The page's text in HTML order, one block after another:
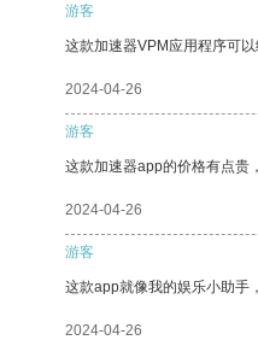
游客
这款加速器VPM应用程序可
2024-04-26
游客
这款加速器app的价格有点贵
2024-04-26
游客
这款app就像我的娱乐小助手
2024-04-26